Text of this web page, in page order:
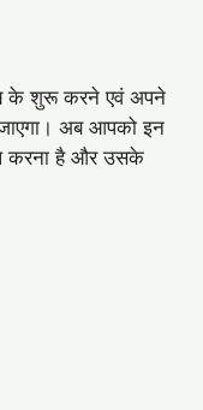
के शुरू करने एवं अपने
अब आपको इन
करना है और उसके